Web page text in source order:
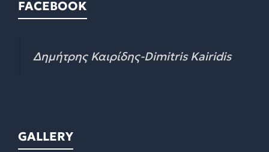
FACEBOOK
Δημήτρης Καιρίδης-Dimitris Kairidis
GALLERY